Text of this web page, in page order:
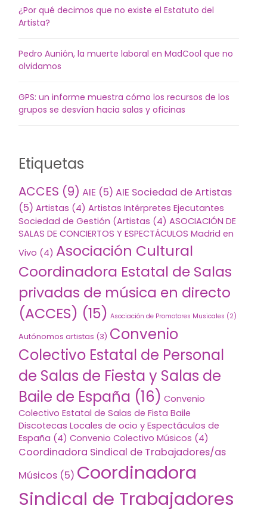
¿Por qué decimos que no existe el Estatuto del
Artista?
Pedro Aunión, la muerte laboral en MadCool que no
olvidamos
GPS: un informe muestra cómo los recursos de los
grupos se desvían hacia salas y oficinas
Etiquetas
ACCES (9) AIE (5) AIE Sociedad de Artistas
(5) Artistas (4) Artistas Intérpretes Ejecutantes
Sociedad de Gestión (Artistas (4) ASOCIACIÓN DE
SALAS DE CONCIERTOS Y ESPECTÁCULOS Madrid en
Vivo (4) Asociación Cultural
Coordinadora Estatal de Salas
privadas de música en directo
(ACCES) (15) Asociación de Promotores Musicales (2)
Autónomos artistas (3) Convenio
Colectivo Estatal de Personal
de Salas de Fiesta y Salas de
Baile de España (16) Convenio
Colectivo Estatal de Salas de Fista Baile
Discotecas Locales de ocio y Espectáculos de
España (4) Convenio Colectivo Músicos (4)
Coordinadora Sindical de Trabajadores/as
Músicos (5) Coordinadora
Sindical de Trabajadores